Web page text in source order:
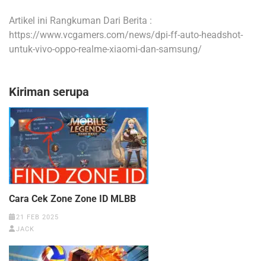
Artikel ini Rangkuman Dari Berita :
https://www.vcgamers.com/news/dpi-ff-auto-headshot-
untuk-vivo-oppo-realme-xiaomi-dan-samsung/
Kiriman serupa
Cara Cek Zone Zone ID MLBB
21 FEB 2025
JACK